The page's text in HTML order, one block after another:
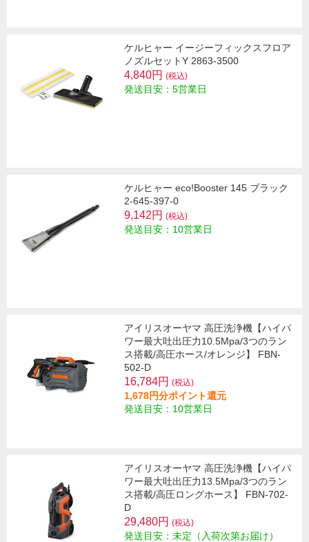
ケルヒャー イージーフィックスフロア
ノズルセットY 2863-3500
4,840円 (税込)
発送目安：5営業日
ケルヒャー eco!Booster 145 ブラック
2-645-397-0
9,142円 (税込)
発送目安：10営業日
アイリスオーヤマ 高圧洗浄機【ハイパ
ワー最大吐出圧力10.5Mpa/3つのラン
ス搭載/高圧ホース/オレンジ】 FBN-
502-D
16,784円 (税込)
1,678円分ポイント還元
発送目安：10営業日
アイリスオーヤマ 高圧洗浄機【ハイパ
ワー最大吐出圧力13.5Mpa/3つのラン
ス搭載/高圧ロングホース】 FBN-702-
D
29,480円 (税込)
発送目安：未定（入荷次第お届け）